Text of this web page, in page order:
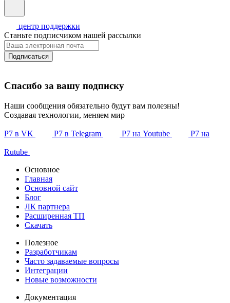
центр поддержки
Станьте подписчиком нашей рассылки
Подписаться
Спасибо за вашу подписку
Наши сообщения обязательно будут вам полезны!
Создавая технологии, меняем мир
Р7 в VK Р7 в Telegram Р7 на Youtube Р7 на
Rutube
Основное
Главная
Основной сайт
Блог
ЛК партнера
Расширенная ТП
Скачать
Полезное
Разработчикам
Часто задаваемые вопросы
Интеграции
Новые возможности
Документация